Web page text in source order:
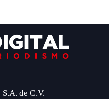
de C.V.